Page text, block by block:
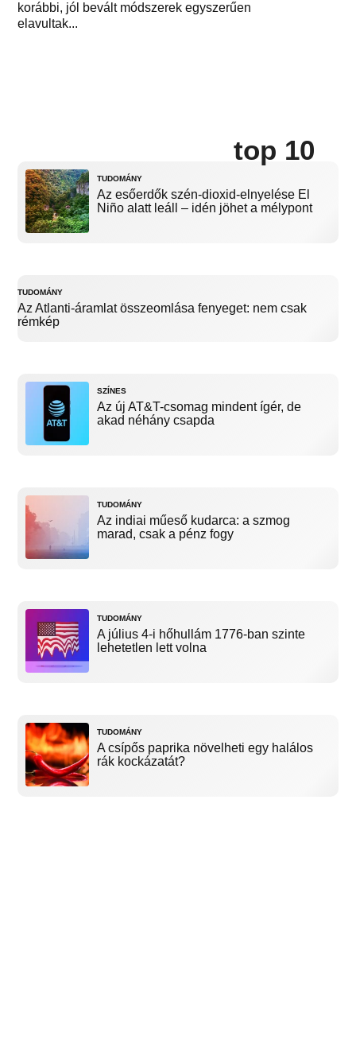
korábbi, jól bevált módszerek egyszerűen
elavultak...
top 10
TUDOMÁNY
Az esőerdők szén-dioxid-elnyelése El
Niño alatt leáll – idén jöhet a mélypont
TUDOMÁNY
Az Atlanti-áramlat összeomlása fenyeget: nem csak
rémkép
SZÍNES
Az új AT&T-csomag mindent ígér, de
akad néhány csapda
TUDOMÁNY
Az indiai műeső kudarca: a szmog
marad, csak a pénz fogy
TUDOMÁNY
A július 4-i hőhullám 1776-ban szinte
lehetetlen lett volna
TUDOMÁNY
A csípős paprika növelheti egy halálos
rák kockázatát?